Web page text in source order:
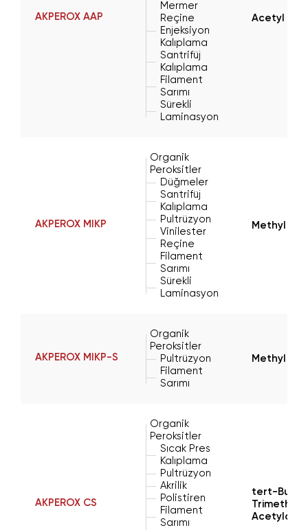
AKPEROX AAP
Mermer
Reçine
Enjeksiyon
Kalıplama
Santrifüj
Kalıplama
Filament
Sarımı
Sürekli
Laminasyon
Acetyl
AKPEROX MIKP
Organik
Peroksitler
Düğmeler
Santrifüj
Kalıplama
Pultrüzyon
Vinilester
Reçine
Filament
Sarımı
Sürekli
Laminasyon
Methyl
AKPEROX MIKP-S
Organik
Peroksitler
Pultrüzyon
Filament
Sarımı
Methyl
AKPEROX CS
Organik
Peroksitler
Sıcak Pres
Kalıplama
Pultrüzyon
Akrilik
Polistiren
Filament
Sarımı
tert-Butyl